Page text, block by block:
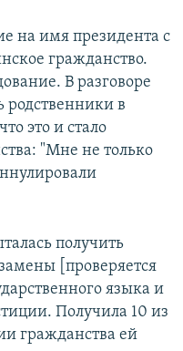
на имя президента с
гражданство.
В разговоре
родственники в
это и стало
"Мне не только
получить
[проверяется
языка и
Получила 10 из
гражданства ей